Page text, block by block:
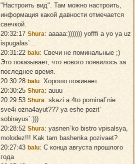
"Настроить вид". Там можно настроить,
информация какой давности отмечается
свечкой.
20:32:17 Shura: aaaaa:))))))) yofffi a yo ya uz
ispugalas`...
20:31:22 balu: Свечи не поминальные ;)
Это показывает, что нового появилось за
последнее время.
20:30:28 balu: Хорошо поживает.
20:30:25 Shura: auuu
20:29:53 Shura: skazi a 4to pominal`nie
sve4i ozna4ayut??? ya eshe pozit`
sobirayus`:)))
20:28:52 Shura: yasnen`ko bistro vpisalsya,
molodez!!! Kak tam bashenka pozivaet?
20:27:43 balu: С конца августа прошлого
года